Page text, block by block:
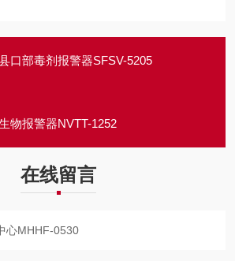
口部毒剂报警器SFSV-5205
物报警器NVTT-1252
在线留言